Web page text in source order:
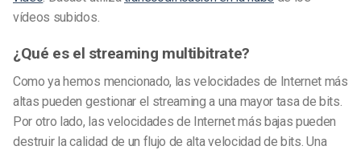
vídeos subidos.
¿Qué es el streaming multibitrate?
Como ya hemos mencionado, las velocidades de Internet más
altas pueden gestionar el streaming a una mayor tasa de bits.
Por otro lado, las velocidades de Internet más bajas pueden
destruir la calidad de un flujo de alta velocidad de bits. Una